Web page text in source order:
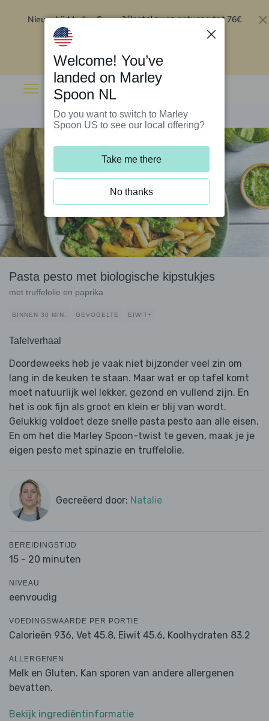
Nieuw bij Marley Spoon?Bestel nu en ontvang tot 76€
Pasta pesto met biologische kipstukjes
met truffelolie en paprika
BINNEN 30 MIN. GEVOGELTE EIWIT+
Tafelverhaal
Doordeweeks heb je vaak niet bijzonder veel zin om
lang in de keuken te staan. Maar wat er op tafel komt
moet natuurlijk wel lekker, gezond en vullend zijn. En
het is ook fijn als groot en klein er blij van wordt.
Gelukkig voldoet deze snelle pasta pesto aan alle eisen.
En om het die Marley Spoon-twist te geven, maak je je
eigen pesto met spinazie en truffelolie.
Gecreëerd door: Natalie
BEREIDINGSTIJD
15 - 20 minuten
NIVEAU
eenvoudig
VOEDINGSWAARDE PER PORTIE
Calorieën 936, Vet 45.8, Eiwit 45.6, Koolhydraten 83.2
ALLERGENEN
Melk en Gluten. Kan sporen van andere allergenen
bevatten.
Bekijk ingrediëntinformatie
Welcome! You’ve
landed on Marley
Spoon NL
Do you want to switch to Marley
Spoon US to see our local offering?
Take me there
No thanks